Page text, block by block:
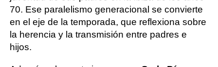
70. Ese paralelismo generacional se convierte
en el eje de la temporada, que reflexiona sobre
la herencia y la transmisión entre padres e
hijos.